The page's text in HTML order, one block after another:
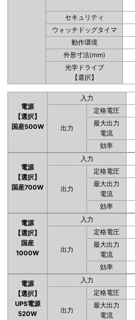
セキュリティ
ウォッチドッグタイマ
動作環境
外形寸法(mm)
光学ドライブ
【選択】
電源
【選択】
国産500W
入力
出力
定格電圧
最大出力
電流
効率
電源
【選択】
国産700W
入力
出力
定格電圧
最大出力
電流
効率
電源
【選択】
国産
1000W
入力
出力
定格電圧
最大出力
電流
効率
電源
【選択】
UPS電源
520W
入力
出力
定格電圧
最大出力
電流